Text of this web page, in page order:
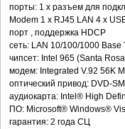
порты: 1 x разъем для
Modem 1 x RJ45 LAN 4 x
порт , поддержка HDCP
сеть: LAN 10/100/1000 Base
чипсет: Intel 965 (Santa
модем: Integrated V.92 56K
оптический привод: DVD-
аудиокарта: Intel® High
ПО: Microsoft® Windows®
гарантия: 2 года СЦ